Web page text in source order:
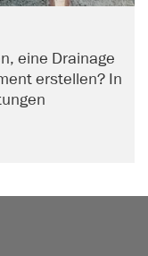
eine Drainage
erstellen? In